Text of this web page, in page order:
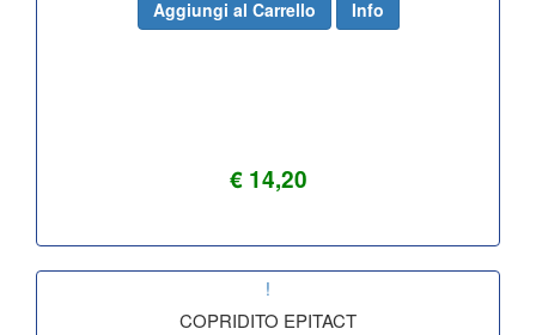
€ 14,20
Aggiungi al Carrello Info
!
COPRIDITO EPITACT